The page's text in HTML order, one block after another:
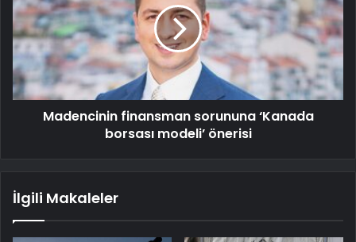
Madencinin finansman sorununa ‘Kanada
borsası modeli’ önerisi
İlgili Makaleler